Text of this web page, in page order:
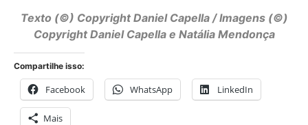
Texto (©) Copyright Daniel Capella / Imagens (©)
Copyright Daniel Capella e Natália Mendonça
Compartilhe isso:
Facebook WhatsApp LinkedIn
Mais